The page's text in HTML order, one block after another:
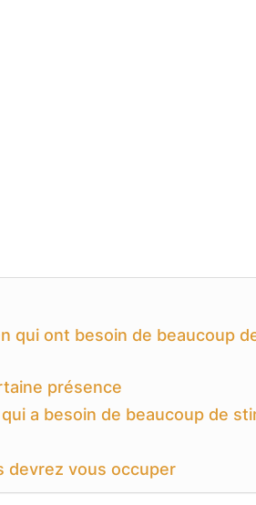
qui ont besoin de beaucoup
présence
a besoin de beaucoup de
devrez vous occuper